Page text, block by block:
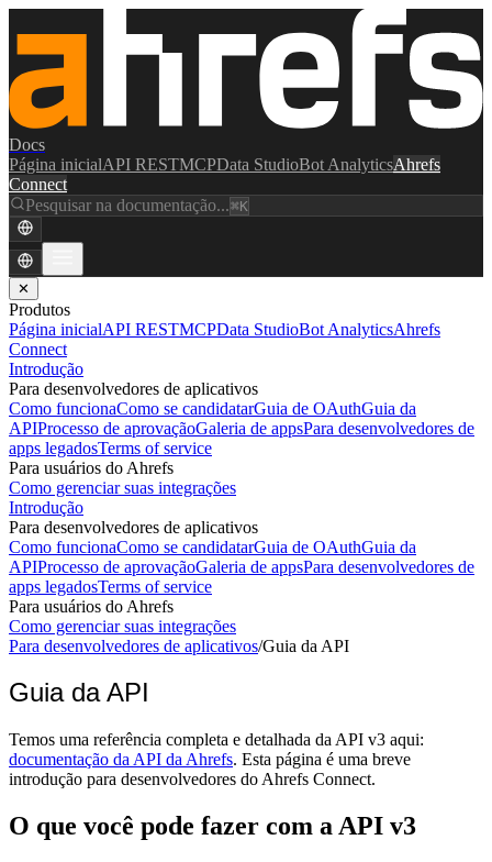
Docs
Página inicialAPI RESTMCPData StudioBot AnalyticsAhrefs
Connect
Pesquisar na documentação...⌘K
✕
Produtos
Página inicialAPI RESTMCPData StudioBot AnalyticsAhrefs
Connect
Introdução
Para desenvolvedores de aplicativos
Como funcionaComo se candidatarGuia de OAuthGuia da
APIProcesso de aprovaçãoGaleria de appsPara desenvolvedores de
apps legadosTerms of service
Para usuários do Ahrefs
Como gerenciar suas integrações
Introdução
Para desenvolvedores de aplicativos
Como funcionaComo se candidatarGuia de OAuthGuia da
APIProcesso de aprovaçãoGaleria de appsPara desenvolvedores de
apps legadosTerms of service
Para usuários do Ahrefs
Como gerenciar suas integrações
Para desenvolvedores de aplicativos/Guia da API
Guia da API
Temos uma referência completa e detalhada da API v3 aqui:
documentação da API da Ahrefs. Esta página é uma breve
introdução para desenvolvedores do Ahrefs Connect.
O que você pode fazer com a API v3